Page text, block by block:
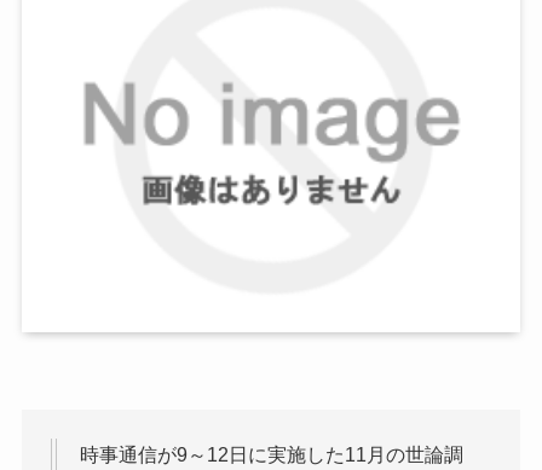
時事通信が9～12日に実施した11月の世論調